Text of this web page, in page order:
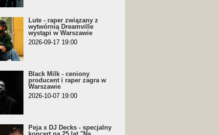
Lute - raper związany z
wytwórnią Dreamville
wystąpi w Warszawie
2026-09-17 19:00
Black Milk - ceniony
producent i raper zagra w
Warszawie
2026-10-07 19:00
Peja x DJ Decks - specjalny